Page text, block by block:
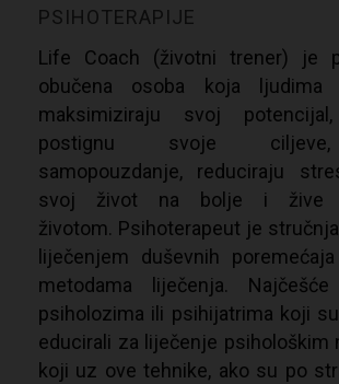
PSIHOTERAPIJE
Life Coach (životni trener) je
obučena osoba koja ljudima
maksimiziraju svoj
postignu svoje
samopouzdanje, reduciraju
svoj život na bolje i žive
životom. Psihoterapeut je
liječenjem duševnih
metodama liječenja.
psiholozima ili psihijatrima koji
educirali za liječenje psihološkim
koji uz ove tehnike, ako su po